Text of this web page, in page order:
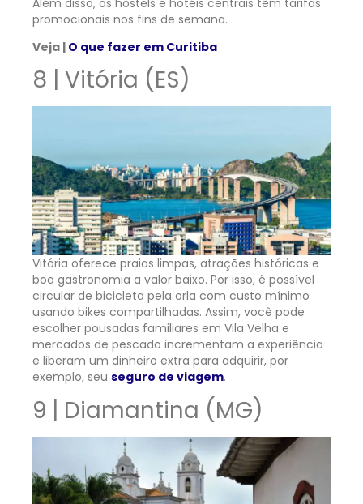
promocionais nos fins de semana.
Veja | O que fazer em Curitiba
8 | Vitória (ES)
Vitória oferece praias limpas, atrações históricas e
boa gastronomia a valor baixo. Por isso, é possível
circular de bicicleta pela orla com custo mínimo
usando bikes compartilhadas. Assim, você pode
escolher pousadas familiares em Vila Velha e
mercados de pescado incrementam a experiência
e liberam um dinheiro extra para adquirir, por
exemplo, seu seguro de viagem.
9 | Diamantina (MG)